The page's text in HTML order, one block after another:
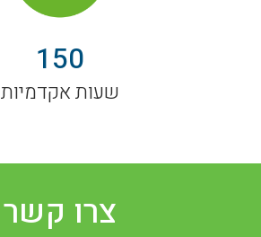
150
שעות אקדמיות
צרו קשר